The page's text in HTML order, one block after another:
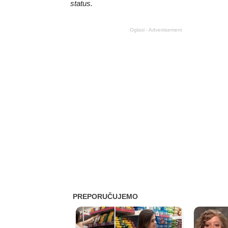
status.
Oglasi - Advertisement